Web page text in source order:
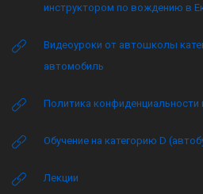
инструктором по вождению в
Видеоуроки от автошколы
автомобиль
Политика
Обучение на категорию D
Лекции